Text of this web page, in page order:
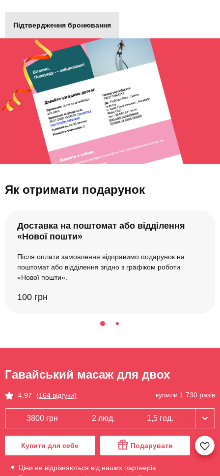
Підтвердження бронювання
Як отримати подарунок
Доставка на поштомат або відділення
«Нової пошти»
Після оплати замовлення відправимо подарунок на
поштомат або відділення згідно з графіком роботи
«Нової пошти».
100 грн
Гавайський масаж для двох
4.97 (164 відгуки) купили 1 730 разів
3800 грн 2 люд. 1,5 год.
Купити для себе Подарувати
Ціни не відрізняються від наших партнерів